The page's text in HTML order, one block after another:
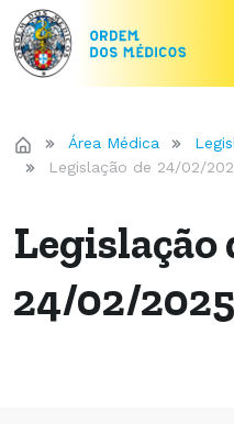
Área Médica
Legislação de 24/02/
Legislação
24/02/2025